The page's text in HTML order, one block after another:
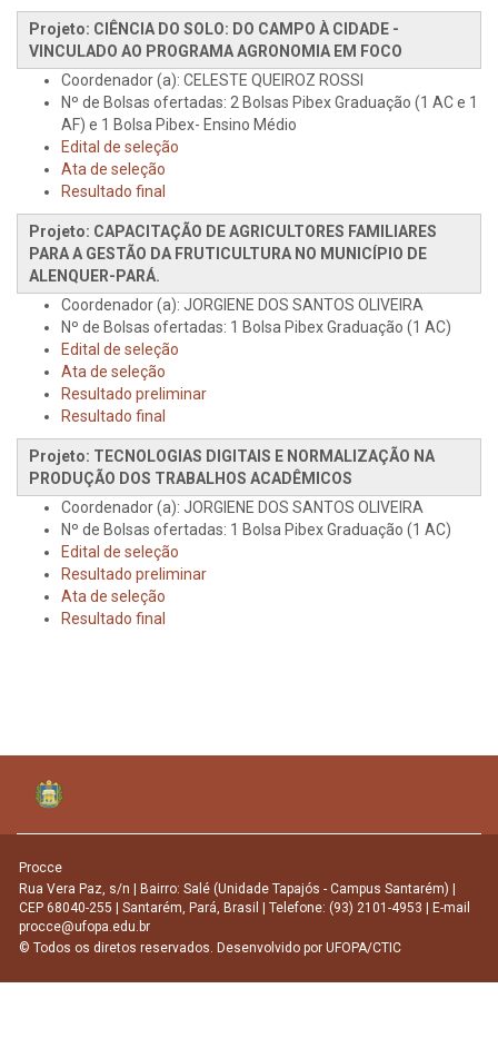
Projeto: CIÊNCIA DO SOLO: DO CAMPO À CIDADE -
VINCULADO AO PROGRAMA AGRONOMIA EM FOCO
Coordenador (a): CELESTE QUEIROZ ROSSI
Nº de Bolsas ofertadas: 2 Bolsas Pibex Graduação (1 AC e 1
AF) e 1 Bolsa Pibex- Ensino Médio
Edital de seleção
Ata de seleção
Resultado final
Projeto: CAPACITAÇÃO DE AGRICULTORES FAMILIARES
PARA A GESTÃO DA FRUTICULTURA NO MUNICÍPIO DE
ALENQUER-PARÁ.
Coordenador (a): JORGIENE DOS SANTOS OLIVEIRA
Nº de Bolsas ofertadas: 1 Bolsa Pibex Graduação (1 AC)
Edital de seleção
Ata de seleção
Resultado preliminar
Resultado final
Projeto: TECNOLOGIAS DIGITAIS E NORMALIZAÇÃO NA
PRODUÇÃO DOS TRABALHOS ACADÊMICOS
Coordenador (a): JORGIENE DOS SANTOS OLIVEIRA
Nº de Bolsas ofertadas: 1 Bolsa Pibex Graduação (1 AC)
Edital de seleção
Resultado preliminar
Ata de seleção
Resultado final
Procce
Rua Vera Paz, s/n | Bairro: Salé (Unidade Tapajós - Campus Santarém) |
CEP 68040-255 | Santarém, Pará, Brasil | Telefone: (93) 2101-4953 | E-mail
procce@ufopa.edu.br
© Todos os diretos reservados. Desenvolvido por UFOPA/CTIC